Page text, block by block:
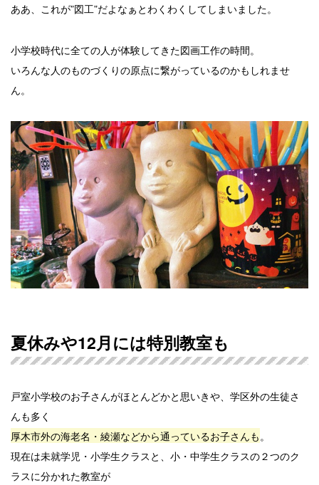
ああ、これが”図工”だよなぁとわくわくしてしまいました。
小学校時代に全ての人が体験してきた図画工作の時間。
いろんな人のものづくりの原点に繋がっているのかもしれませ
ん。
夏休みや12月には特別教室も
戸室小学校のお子さんがほとんどかと思いきや、学区外の生徒さ
んも多く
厚木市外の海老名・綾瀬などから通っているお子さんも。
現在は未就学児・小学生クラスと、小・中学生クラスの２つのク
ラスに分かれた教室が